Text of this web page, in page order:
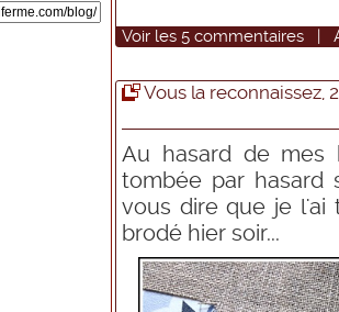
Voir les 5 commentaires
Vous la reconnaissez,
Au hasard de mes
tombée par hasard
vous dire que je l'ai
brodé hier soir...